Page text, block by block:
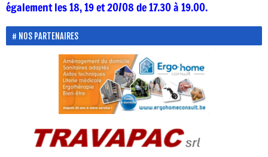
également les 18, 19 et 20/08 de 17.30 à 19.00.
NOS PARTENAIRES